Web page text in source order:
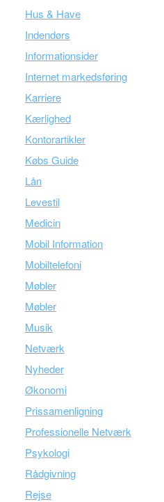
Hus & Have
Indendørs
Informationsider
Internet markedsføring
Karriere
Kærlighed
Kontorartikler
Købs Guide
Lån
Levestil
Medicin
Mobil Information
Mobiltelefoni
Møbler
Møbler
Musik
Netværk
Nyheder
Økonomi
Prissamenligning
Professionelle Netværk
Psykologi
Rådgivning
Rejse